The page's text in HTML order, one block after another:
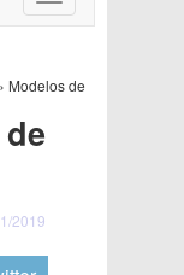
navigation
Modelos de
2019